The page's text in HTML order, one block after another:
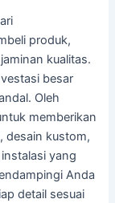
produk,
kualitas.
besar
Oleh
memberikan
desain kustom,
yang
Anda
detail sesuai